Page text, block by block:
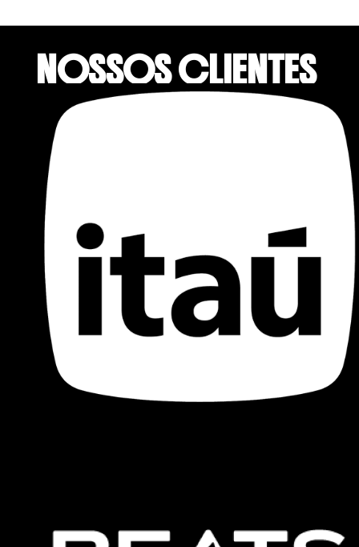
NOSSOS CLIENTES